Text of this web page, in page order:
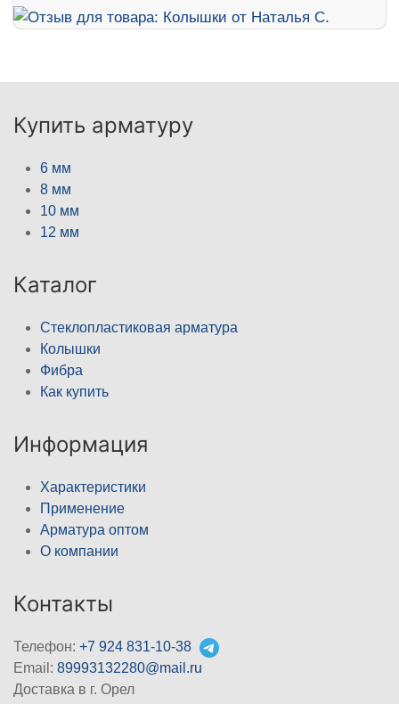
Купить арматуру
6 мм
8 мм
10 мм
12 мм
Каталог
Стеклопластиковая арматура
Колышки
Фибра
Как купить
Информация
Характеристики
Применение
Арматура оптом
О компании
Контакты
Телефон: +7 924 831-10-38
Email: 89993132280@mail.ru
Доставка в г. Орел